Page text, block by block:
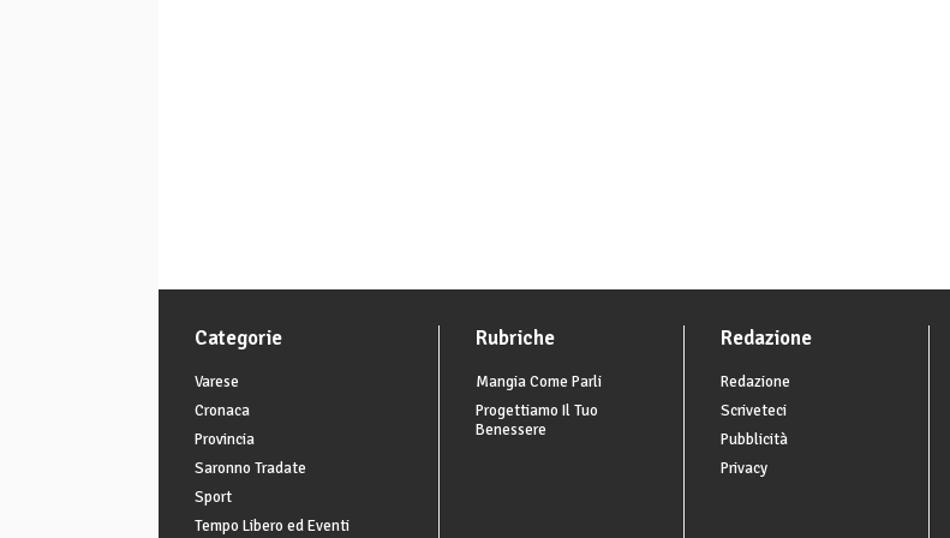
Categorie
Varese
Cronaca
Provincia
Saronno Tradate
Sport
Tempo Libero ed Eventi
Rubriche
Mangia Come Parli
Progettiamo Il Tuo
Benessere
Redazione
Redazione
Scriveteci
Pubblicità
Privacy